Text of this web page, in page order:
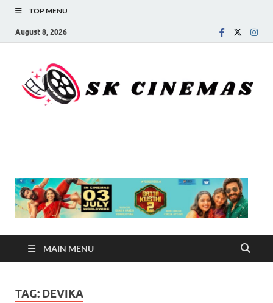
TOP MENU
August 8, 2026
MAIN MENU
TAG: DEVIKA